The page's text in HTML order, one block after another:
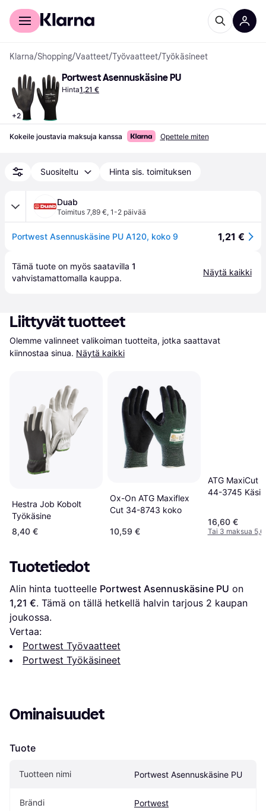
Kuluttajille
Klarna/Shopping/Vaatteet/Työvaatteet/Työkäsineet
+2
Portwest Asennuskäsine PU
Hinta1,21 €
Kokeile joustavia maksuja kanssa Opettele miten
Suositeltu Hinta sis. toimituksen
Duab
Toimitus 7,89 €, 1-2 päivää
Portwest Asennuskäsine PU A120, koko 9 1,21 €
Tämä tuote on myös saatavilla 1
vahvistamattomalla kauppa.
Näytä kaikki
Liittyvät tuotteet
Olemme valinneet valikoiman tuotteita, jotka saattavat
kiinnostaa sinua. Näytä kaikki
Hestra Job Kobolt
Työkäsine
8,40 €
Ox-On ATG Maxiflex
Cut 34-8743 koko
10,59 €
ATG MaxiCut
44-3745
16,60 €
Tai 3 maksua
Tuotetiedot
Alin hinta tuotteelle Portwest Asennuskäsine PU
1,21 €. Tämä on tällä hetkellä halvin tarjous 2 kaupan
joukossa.
Vertaa:
Portwest Työvaatteet
Portwest Työkäsineet
Ominaisuudet
Tuote
Tuotteen nimi Portwest Asennuskäsine PU
Brändi Portwest